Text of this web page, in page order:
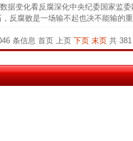
数据变化看反腐深化中央纪委国家
反腐败是一场输不起也决不能输的
条信息 首页 上页 下页 末页共 381